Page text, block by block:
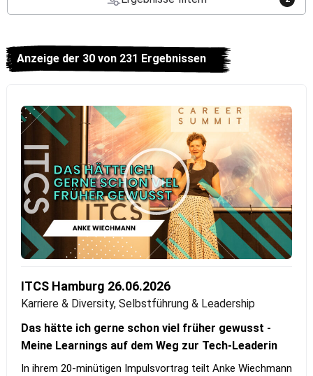
Anzeige der 30 von 231 Ergebnissen
ITCS Hamburg 26.06.2026
Karriere & Diversity, Selbstführung & Leadership
Das hätte ich gerne schon viel früher gewusst -
Meine Learnings auf dem Weg zur Tech-Leaderin
In ihrem 20-minütigen Impulsvortrag teilt Anke Wiechmann